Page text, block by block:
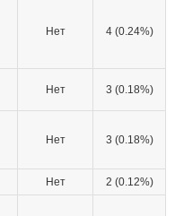
Нет 4 (0.24%)
Нет 3 (0.18%)
Нет 3 (0.18%)
Нет 2 (0.12%)